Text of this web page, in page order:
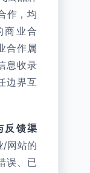
作，均
商业合
合作属
息收录
边界互
反馈渠
/网站的
误、已